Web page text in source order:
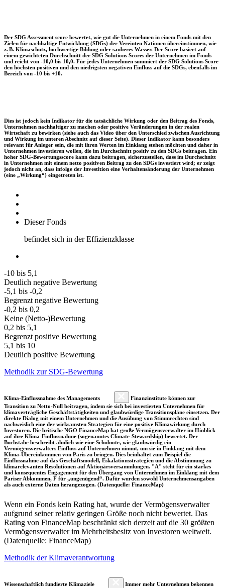
Der SDG Assessment score bewertet, wie gut die Unternehmen in einem Fonds mit den
Zielen für nachhaltige Entwicklung (SDGs) der Vereinten Nationen übereinstimmen, wie
z. B. Klimaschutz, hochwertige Bildung oder sauberes Wasser. Der Score basiert auf
einem gewichteten Durchschnitt der SDG Solutions Scores der Unternehmen im Fonds
und reicht von -10,0 bis 10,0. Für jedes Unternehmen summiert der SDG Solutions Score
den höchsten positiven und den niedrigsten negativen Einfluss auf die SDGs, ebenfalls im
Bereich von -10 bis +10.
Dies ist jedoch kein Indikator für die tatsächliche Wirkung oder den Beitrag des Fonds,
Unternehmen nachhaltiger zu machen oder positive Veränderungen in der realen
Wirtschaft zu bewirken (siehe auch das Video über den Unterschied zwischen Ausrichtung
und Wirkung im unteren Abschnitt auf dieser Seite). Dieser Indikator kann besonders
relevant für Anleger sein, die mit ihren Werten im Einklang stehen möchten und daher in
Unternehmen investieren wollen, die im Durchschnitt positiv zu den SDGs beitragen. Ein
hoher SDG-Bewertungsscore kann dazu beitragen, sicherzustellen, dass im Durchschnitt
in Unternehmen mit einem netto positiven Beitrag zu den SDGs investiert wird; er zeigt
jedoch nicht an, dass infolge der Investition eine Verhaltensänderung der Unternehmen
(eine „Wirkung“) eingetreten ist.
Dieser Fonds
befindet sich in der Effizienzklasse
-10 bis 5,1
Deutlich negative Bewertung
-5,1 bis -0,2
Begrenzt negative Bewertung
-0,2 bis 0,2
Keine (Netto-)Bewertung
0,2 bis 5,1
Begrenzt positive Bewertung
5,1 bis 10
Deutlich positive Bewertung
Methodik zur SDG-Bewertung
Klima-Einflussnahme des Managements
Finanzinstitute können zur
Transition zu Netto-Null beitragen, indem sie sich bei investierten Unternehmen für
klimaverträgliche Geschäftstätigkeiten und glaubwürdige Transitionspläne einsetzen. Der
direkte Dialog mit einem Unternehmen und die Ausübung von Stimmrechten sind
nachweislich eine der wirksamsten Strategien für eine positive Klimawirkung durch
Investoren. Die britische NGO FinanceMap hat große Vermögensverwalter im Hinblick
auf ihre Klima-Einflussnahme (sogenanntes Climate-Stewardship) bewertet. Der
Buchstabe beschreibt ähnlich wie eine Schulnote, wie glaubwürdig ein
Vermögensverwalters Einfluss auf Unternehmen nimmt, um sie in Einklang mit dem
Klima-Übereinkommen von Paris zu bringen. Dies beinhaltet zum Beispiel die
Einflussnahme auf das Geschäftsmodell, Eskalationsstrategien und die Abstimmung zu
klimarelevanten Resolutionen auf Aktionärsversammlungen. "A" steht für ein starkes
und konsequentes Engagement für den Übergang von Unternehmen im Einklang mit dem
Pariser Abkommen, F für „ungenügend“. Dafür wurden sowohl Unternehmensangaben
als auch externe Daten herangezogen. (Datenquelle: FinanceMap)
Wenn ein Fonds kein Rating hat, wurde der Vermögensverwalter
aufgrund seiner relativ geringen Größe noch nicht bewertet. Das
Rating von FinanceMap beschränkt sich derzeit auf die 30 größten
Vermögensverwalter im Mehrheitsbesitz von Investoren weltweit.
(Datenquelle: FinanceMap)
Methodik der Klimaverantwortung
Wissenschaftlich fundierte Klimaziele
Immer mehr Unternehmen bekennen